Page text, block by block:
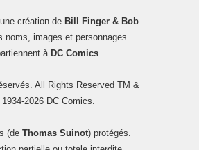
création de Bill Finger & Bob
noms, images et personnages
à DC Comics
All Rights Reserved TM &
2026 DC Comics.
(de Thomas Suinot) protégés.